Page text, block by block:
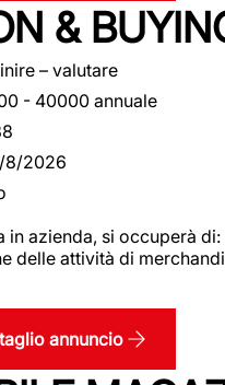
&
– valutare
- 40000 annuale
8/2026
in azienda, si occuperà
delle attività di
annuncio